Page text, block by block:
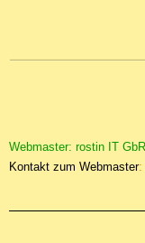
Webmaster: rostin IT GbR
Kontakt zum Webmaster: